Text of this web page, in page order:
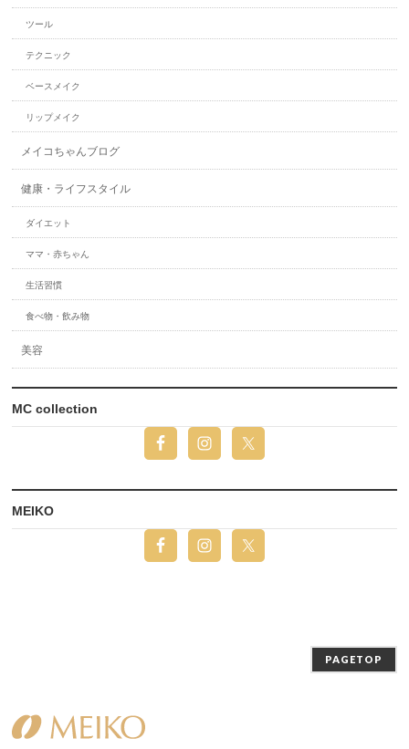
ツール
テクニック
ベースメイク
リップメイク
メイコちゃんブログ
健康・ライフスタイル
ダイエット
ママ・赤ちゃん
生活習慣
食べ物・飲み物
美容
MC collection
MEIKO
PAGETOP